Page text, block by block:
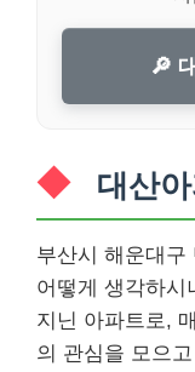
🔎
대산
부산시 해운대구
어떻게 생각하시
지닌 아파트로,
의 관심을 모으